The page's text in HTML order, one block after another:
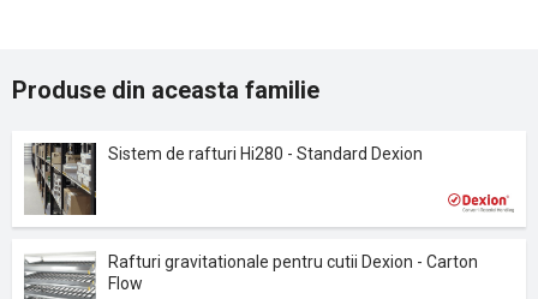
Produse din aceasta familie
Sistem de rafturi Hi280 - Standard Dexion
Rafturi gravitationale pentru cutii Dexion - Carton
Flow